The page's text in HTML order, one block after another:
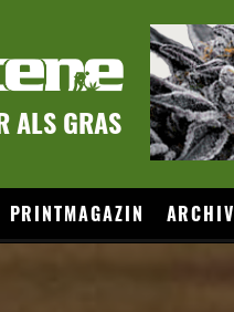
ALS GRAS
PRINTMAGAZIN ARCHIV